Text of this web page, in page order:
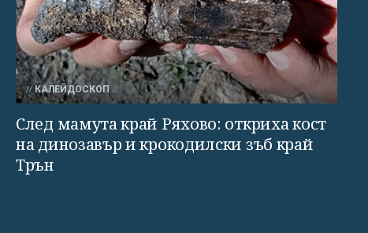
КАЛЕЙДОСКОП
След мамута край Ряхово: откриха кост
на динозавър и крокодилски зъб край
Трън